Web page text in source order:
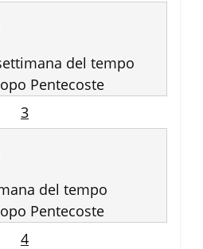
del tempo
Pentecoste
3
del tempo
Pentecoste
4